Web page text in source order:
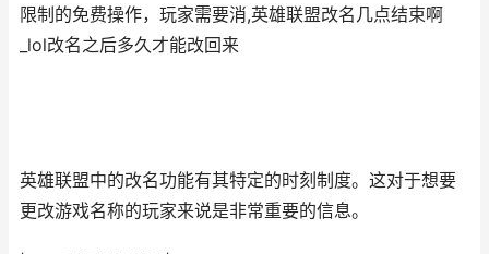
限制的免费操作，玩家需要消,英雄联盟改名几点结束啊
_lol改名之后多久才能改回来
英雄联盟中的改名功能有其特定的时刻制度。这对于想要
更改游戏名称的玩家来说是非常重要的信息。